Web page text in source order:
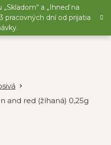
a „Ihneď na
pracovných dní od prijatia
and red (žíhaná) 0,25g